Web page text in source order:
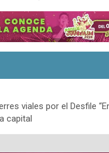
viales por el Desfile
capital